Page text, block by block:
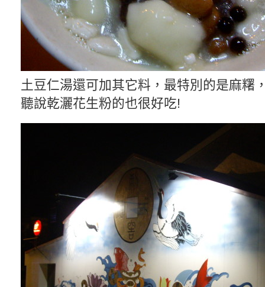
土豆仁湯還可加其它料，最特別的是麻糬
聽說乾灑花生粉的也很好吃!